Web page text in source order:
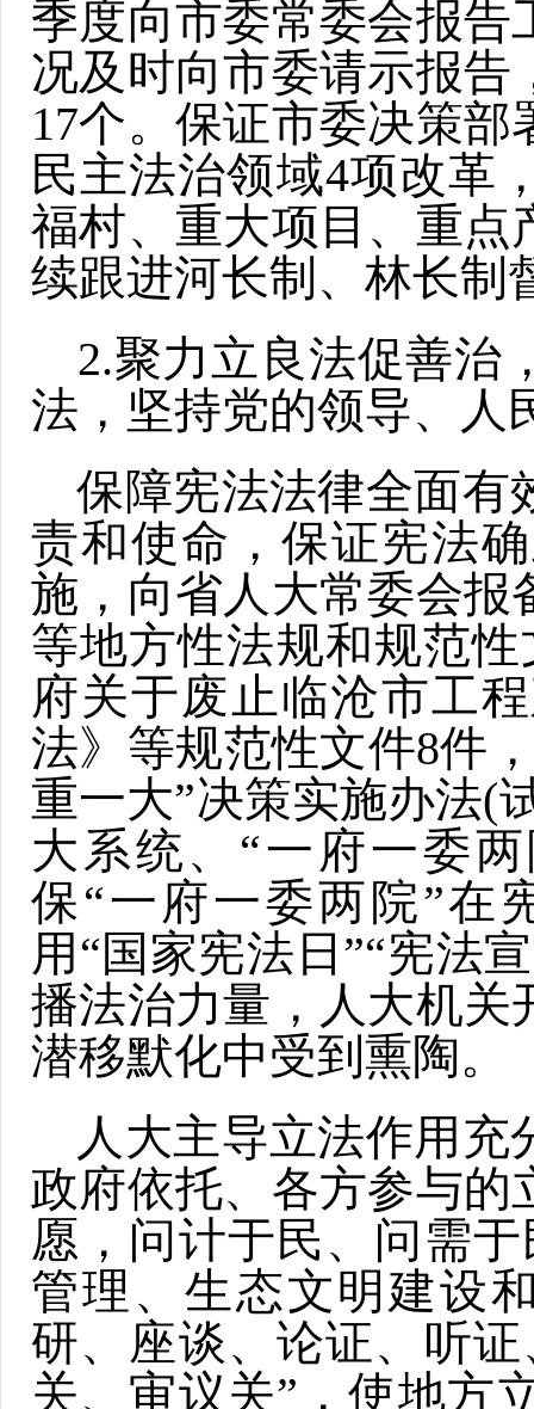
季度向市委常委会报告
况及时向市委请示报告
17个。保证市委决策
民主法治领域4项改革
福村、重大项目、重点
续跟进河长制、林长制
2.聚力立良法促善治
法，坚持党的领导、人
保障宪法法律全面有
责和使命，保证宪法
施，向省人大常委会报
等地方性法规和规范
府关于废止临沧市工
法》等规范性文件8件
重一大”决策实施办法(
大系统、“一府一委
保“一府一委两院”在
用“国家宪法日”“宪法
播法治力量，人大机关
潜移默化中受到熏陶。
人大主导立法作用
政府依托、各方参与的
愿，问计于民、问需
管理、生态文明建设
研、座谈、论证、听
关、审议关”，使地方